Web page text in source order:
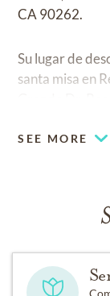
CA 90262.
Su lugar de
santa misa en
SEE MORE